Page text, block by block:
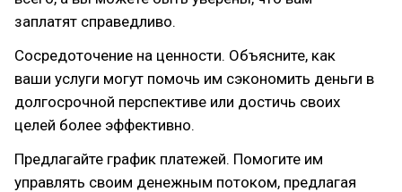
заплатят справедливо.
Сосредоточение на ценности. Объясните, как
ваши услуги могут помочь им сэкономить деньги в
долгосрочной перспективе или достичь своих
целей более эффективно.
Предлагайте график платежей. Помогите им
управлять своим денежным потоком, предлагая